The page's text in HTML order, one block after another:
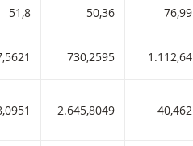
2,90 met ISIN code:
51,8 50,36 76,99
ISIN code:
730,2595 1.112,64
2,91 met ISIN code:
2.645,8049 40,462